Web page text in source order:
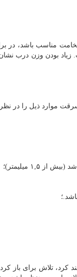
مناسب باشد، در
زیاد بودن وزن درب
ذیل را در نظر
کرد، تلاش برای